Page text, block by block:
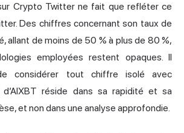
Crypto Twitter ne fait que refléter ce
Des chiffres concernant son taux de
allant de moins de 50 % à plus de 80 %,
employées restent opaques. Il
considérer tout chiffre isolé avec
d’AIXBT réside dans sa rapidité et sa
et non dans une analyse approfondie.